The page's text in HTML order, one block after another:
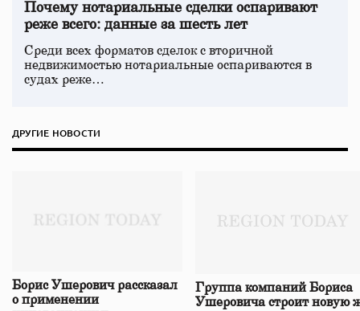
Почему нотариальные сделки оспаривают
реже всего: данные за шесть лет
Среди всех форматов сделок с вторичной
недвижимостью нотариальные оспариваются в
судах реже…
ДРУГИЕ НОВОСТИ
Борис Ушерович рассказал
о применении
Группа компаний Бориса
Ушеровича строит новую